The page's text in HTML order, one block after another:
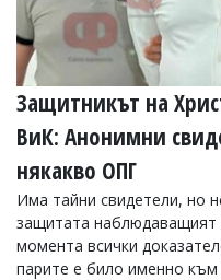
тях!
Ако
откриете
обиден
за
вас
коментар,
сигнализирайте
ни!
Защитникът на
ВиК: Анонимни
някакво ОПГ
Има тайни свидетели, но
защитата наблюдаващият
момента всички
парите е било именно